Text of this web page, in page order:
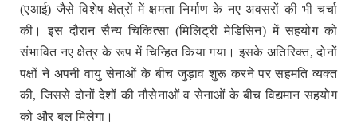
(एआई) जैसे विशेष क्षेत्रों में क्षमता निर्माण के नए अवसरों की भी चर्चा
की। इस दौरान सैन्य चिकित्सा (मिलिट्री मेडिसिन) में सहयोग को
संभावित नए क्षेत्र के रूप में चिन्हित किया गया। इसके अतिरिक्त, दोनों
पक्षों ने अपनी वायु सेनाओं के बीच जुड़ाव शुरू करने पर सहमति व्यक्त
की, जिससे दोनों देशों की नौसेनाओं व सेनाओं के बीच विद्यमान सहयोग
को और बल मिलेगा।